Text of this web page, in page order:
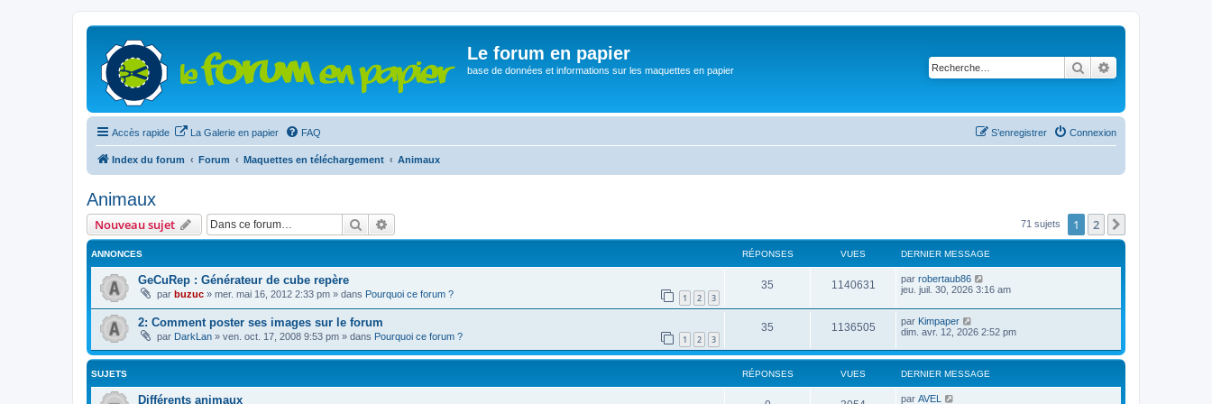
Le forum en papier
base de données et informations sur les maquettes en papier Rechercher
Accès rapide La Galerie en papier FAQ Connexion
S’enregistrer
Index du forum Forum Maquettes en téléchargement Animaux
Animaux
Nouveau sujet Rechercher 71 sujets 1 2
ANNONCES RÉPONSES VUES DERNIER MESSAGE
GeCuRep : Générateur de cube repère
par buzuc » mer. mai 16, 2012 2:33 pm » dans Pourquoi ce forum ? 1 2 3
35 1140631 par robertaub86
jeu. juil. 30, 2026 3:16 am
2: Comment poster ses images sur le forum
par DarkLan » ven. oct. 17, 2008 9:53 pm » dans Pourquoi ce forum ? 1 2 3
35 1136505 par Kimpaper
dim. avr. 12, 2026 2:52 pm
SUJETS RÉPONSES VUES DERNIER MESSAGE
Différents animaux par AVEL